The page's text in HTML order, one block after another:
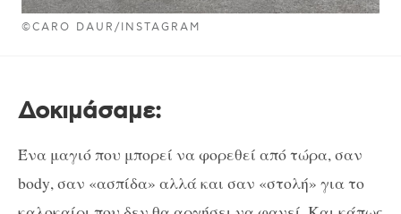
©CARO DAUR/INSTAGRAM
Δοκιμάσαμε:
Ένα μαγιό που μπορεί να φορεθεί από τώρα, σαν
body, σαν «ασπίδα» αλλά και σαν «στολή» για το